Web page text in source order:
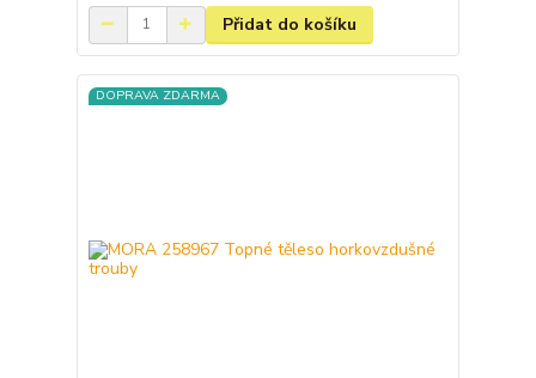
Přidat do košíku
DOPRAVA ZDARMA